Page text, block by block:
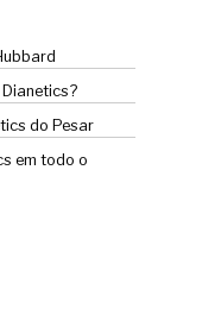
Dianetics?
do Pesar
em todo o